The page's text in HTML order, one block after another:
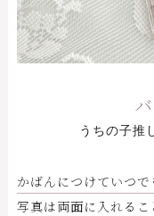
うちの子推
かばんにつけていつで
写真は両面に入れるこ